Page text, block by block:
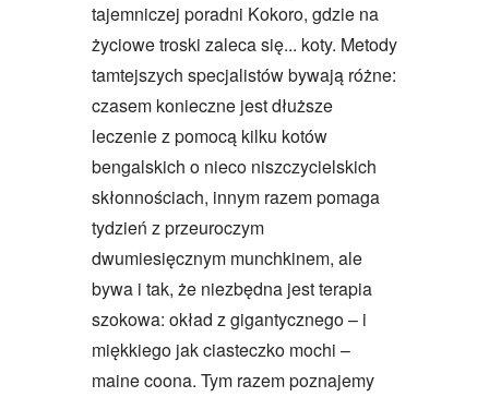
tajemniczej poradni Kokoro, gdzie na
życiowe troski zaleca się... koty. Metody
tamtejszych specjalistów bywają różne:
czasem konieczne jest dłuższe
leczenie z pomocą kilku kotów
bengalskich o nieco niszczycielskich
skłonnościach, innym razem pomaga
tydzień z przeuroczym
dwumiesięcznym munchkinem, ale
bywa i tak, że niezbędna jest terapia
szokowa: okład z gigantycznego – i
miękkiego jak ciasteczko mochi –
maine coona. Tym razem poznajemy